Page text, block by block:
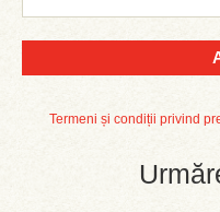
Termeni și condiții privind